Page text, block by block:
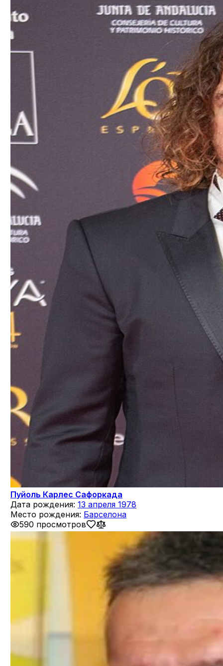
Пуйоль Карлес Сафоркада
Дата рождения: 13 апреля 1978
Место рождения: Барселона
590 просмотров